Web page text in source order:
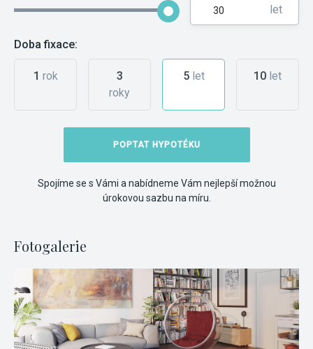
let
Doba fixace:
1 rok
3
roky
5let 10 let
POPTAT HYPOTÉKU
Spojíme se s Vámi a nabídneme Vám nejlepší možnou
úrokovou sazbu na míru.
Fotogalerie